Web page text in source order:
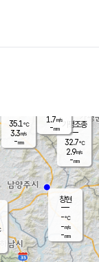
가평조종
32.7℃
2.9m/s
-mm
35.1℃
3.3m/s
-mm
창현
-℃
-m/s
-mm
1.7m/s
-mm